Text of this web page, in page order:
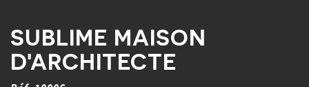
SUBLIME MAISON
D'ARCHITECTE